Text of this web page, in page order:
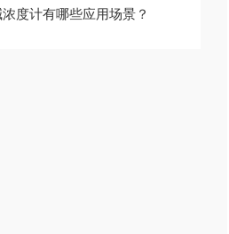
度计有哪些应用场景？